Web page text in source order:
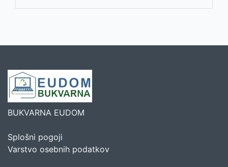
BUKVARNA EUDOM
Splošni pogoji
Varstvo osebnih podatkov